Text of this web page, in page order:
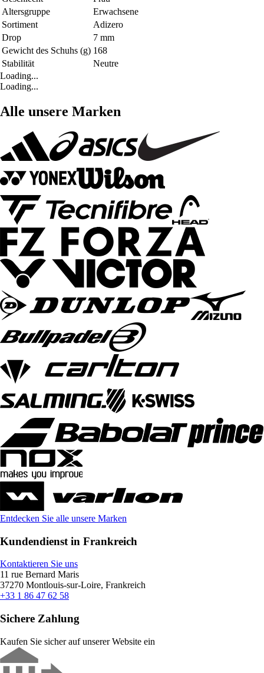
Altersgruppe
Erwachsene
Sortiment
Adizero
Drop
7 mm
Gewicht des Schuhs (g) 168
Stabilität
Neutre
Loading...
Loading...
Alle unsere Marken
Entdecken Sie alle unsere Marken
Kundendienst in Frankreich
Kontaktieren Sie uns
11 rue Bernard Maris
37270 Montlouis-sur-Loire, Frankreich
+33 1 86 47 62 58
Sichere Zahlung
Kaufen Sie sicher auf unserer Website ein